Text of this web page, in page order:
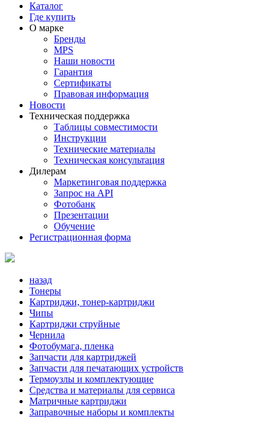
Каталог
Где купить
О марке
Бренды
MPS
Наши новости
Гарантия
Сертификаты
Правовая информация
Новости
Техническая поддержка
Таблицы совместимости
Инструкции
Технические материалы
Техническая консультация
Дилерам
Маркетинговая поддержка
Запрос на API
Фотобанк
Презентации
Обучение
Регистрационная форма
назад
Тонеры
Картриджи, тонер-картриджи
Чипы
Картриджи струйные
Чернила
Фотобумага, пленка
Запчасти для картриджей
Запчасти для печатающих устройств
Термоузлы и комплектующие
Средства и материалы для сервиса
Матричные картриджи
Заправочные наборы и комплекты